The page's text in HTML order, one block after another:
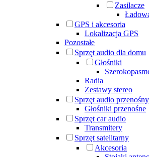
Zasilacze
GPS i akcesoria
Lokalizacja GPS
Pozostałe
Sprzęt audio dla domu
Głośniki
Radia
Zestawy stereo
Sprzęt audio przenośny
Głośniki przenośne
Sprzęt car audio
Transmitery
Sprzęt satelitarny
Akcesoria